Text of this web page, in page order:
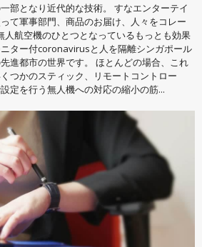
部となり近代的な技術。 すなエンターテイ
て軍事部門、商品のお届け、人々をコレー
人航空機のひとつとなっているもっとも効果
ター付coronavirusと人を隔離シンガポール
進都市の世界です。 ほとんどの場合、これ
つかのスティック、リモートコントロー
定を行う無人機への対応の縮小の筋...